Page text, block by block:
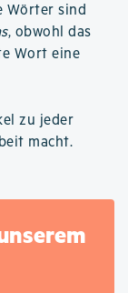
Wörter sind
, obwohl das
Wort eine
zu jeder
macht.